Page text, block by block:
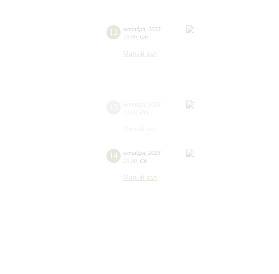
12 октября 2023
19:00 Чт
Малый зал
14 октября 2023
15:00 Сб
Малый зал